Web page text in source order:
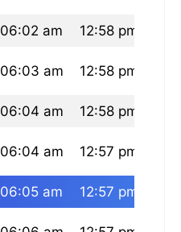
06:02 am 12:58 pm
06:03 am 12:58 pm
06:04 am 12:58 pm
06:04 am 12:57 pm
06:05 am 12:57 pm